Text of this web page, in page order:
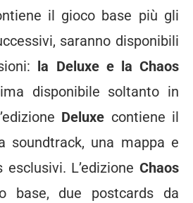
il gioco base più gli
saranno disponibili
la Deluxe e la Chaos
disponibile soltanto in
Deluxe contiene il
soundtrack, una mappa e
L’edizione Chaos
base, due postcards da